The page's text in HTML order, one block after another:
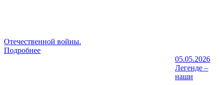
Отечественной войны.
Подробнее
05.05.2026
Легенде –
наши